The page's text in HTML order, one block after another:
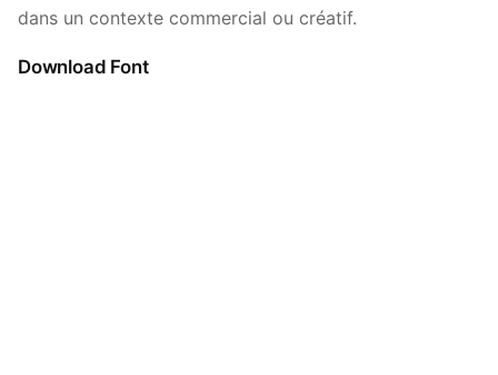
dans un contexte commercial ou créatif.
Download Font